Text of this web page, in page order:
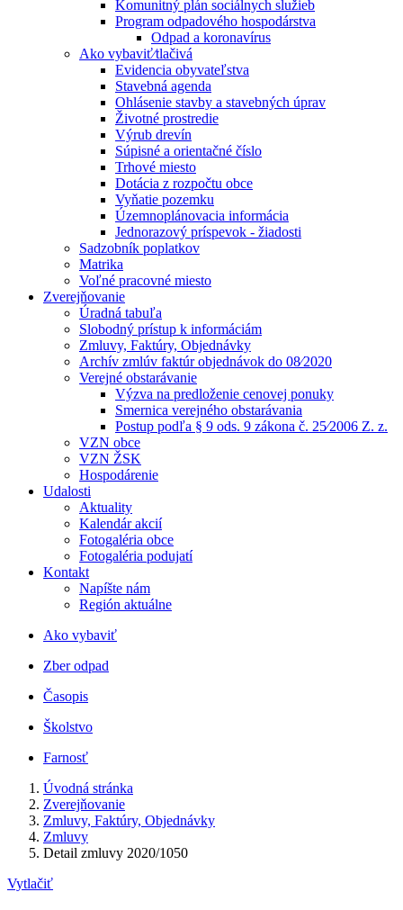
Komunitný plán sociálnych služieb
Program odpadového hospodárstva
Odpad a koronavírus
Ako vybaviť⁄tlačivá
Evidencia obyvateľstva
Stavebná agenda
Ohlásenie stavby a stavebných úprav
Životné prostredie
Výrub drevín
Súpisné a orientačné číslo
Trhové miesto
Dotácia z rozpočtu obce
Vyňatie pozemku
Územnoplánovacia informácia
Jednorazový príspevok - žiadosti
Sadzobník poplatkov
Matrika
Voľné pracovné miesto
Zverejňovanie
Úradná tabuľa
Slobodný prístup k informáciám
Zmluvy, Faktúry, Objednávky
Archív zmlúv faktúr objednávok do 08⁄2020
Verejné obstarávanie
Výzva na predloženie cenovej ponuky
Smernica verejného obstarávania
Postup podľa § 9 ods. 9 zákona č. 25⁄2006 Z. z.
VZN obce
VZN ŽSK
Hospodárenie
Udalosti
Aktuality
Kalendár akcií
Fotogaléria obce
Fotogaléria podujatí
Kontakt
Napíšte nám
Región aktuálne
Ako vybaviť
Zber odpad
Časopis
Školstvo
Farnosť
Úvodná stránka
Zverejňovanie
Zmluvy, Faktúry, Objednávky
Zmluvy
Detail zmluvy 2020/1050
Vytlačiť